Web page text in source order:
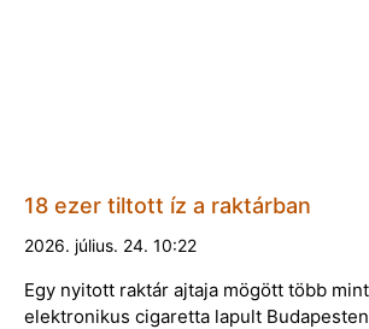
18 ezer tiltott íz a raktárban
2026. július. 24. 10:22
Egy nyitott raktár ajtaja mögött több
elektronikus cigaretta lapult